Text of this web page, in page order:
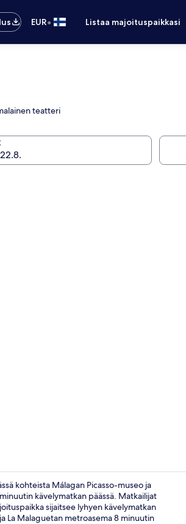
EUR• Listaa majoituspaikkasi
teatteri
Tallelokero
kohteista Málagan Picasso-museo ja
kävelymatkan päässä. Matkailijat
sijaitsee lyhyen kävelymatkan
La Malaguetan metroasema 8 minuutin